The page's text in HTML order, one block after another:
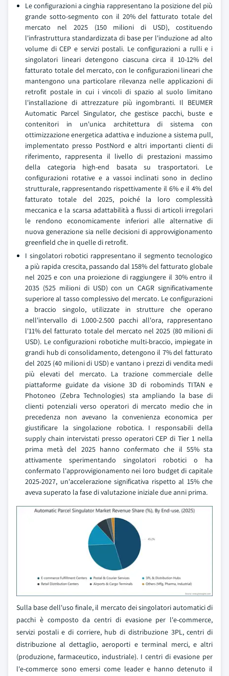
Le configurazioni a cinghia rappresentano la posizione del più
grande sotto-segmento con il 20% del fatturato totale del
mercato nel 2025 (150 milioni di USD), costituendo
l'infrastruttura standardizzata di base per l'induzione ad alto
volume di CEP e servizi postali. Le configurazioni a rulli e i
singolatori lineari detengono ciascuna circa il 10-12% del
fatturato totale del mercato, con le configurazioni lineari che
mantengono una particolare rilevanza nelle applicazioni di
retrofit postale in cui i vincoli di spazio al suolo limitano
l'installazione di attrezzature più ingombranti. Il BEUMER
Automatic Parcel Singulator, che gestisce pacchi, buste e
contenitori in un'unica architettura di sistema con
ottimizzazione energetica adattiva e induzione a sistema pull,
implementato presso PostNord e altri importanti clienti di
riferimento, rappresenta il livello di prestazioni massimo
della categoria high-end basata su trasportatori. Le
configurazioni rotative e a vassoi inclinati sono in declino
strutturale, rappresentando rispettivamente il 6% e il 4% del
fatturato totale del 2025, poiché la loro complessità
meccanica e la scarsa adattabilità a flussi di articoli irregolari
le rendono economicamente inferiori alle alternative di
nuova generazione sia nelle decisioni di approvvigionamento
greenfield che in quelle di retrofit.
I singolatori robotici rappresentano il segmento tecnologico
a più rapida crescita, passando dal 158% del fatturato globale
nel 2025 e con una proiezione di raggiungere il 30% entro il
2035 (525 milioni di USD) con un CAGR significativamente
superiore al tasso complessivo del mercato. Le configurazioni
a braccio singolo, utilizzate in strutture che operano
nell'intervallo di 1.000-2.500 pacchi all'ora, rappresentano
l'11% del fatturato totale del mercato nel 2025 (80 milioni di
USD). Le configurazioni robotiche multi-braccio, impiegate in
grandi hub di consolidamento, detengono il 7% del fatturato
del 2025 (40 milioni di USD) e vantano i prezzi di vendita medi
più elevati del mercato. La trazione commerciale delle
piattaforme guidate da visione 3D di robominds TITAN e
Photoneo (Zebra Technologies) sta ampliando la base di
clienti potenziali verso operatori di mercato medio che in
precedenza non avevano la convenienza economica per
giustificare la singolazione robotica. I responsabili della
supply chain intervistati presso operatori CEP di Tier 1 nella
prima metà del 2025 hanno confermato che il 55% sta
attivamente sperimentando singolatori robotici o ha
confermato l'approvvigionamento nei loro budget di capitale
2025-2027, un'accelerazione significativa rispetto al 15% che
aveva superato la fase di valutazione iniziale due anni prima.
Sulla base dell'uso finale, il mercato dei singolatori automatici di
pacchi è composto da centri di evasione per l'e-commerce,
servizi postali e di corriere, hub di distribuzione 3PL, centri di
distribuzione al dettaglio, aeroporti e terminal merci, e altri
(produzione, farmaceutico, industriale). I centri di evasione per
l'e-commerce sono emersi come leader e hanno detenuto il